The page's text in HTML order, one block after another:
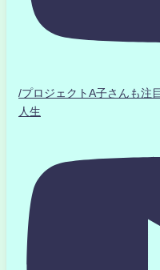
/プロジェクトA子さんも
人生